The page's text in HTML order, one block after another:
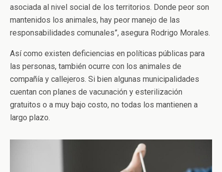
asociada al nivel social de los territorios. Donde peor son
mantenidos los animales, hay peor manejo de las
responsabilidades comunales”, asegura Rodrigo Morales.
Así como existen deficiencias en políticas públicas para
las personas, también ocurre con los animales de
compañía y callejeros. Si bien algunas municipalidades
cuentan con planes de vacunación y esterilización
gratuitos o a muy bajo costo, no todas los mantienen a
largo plazo.